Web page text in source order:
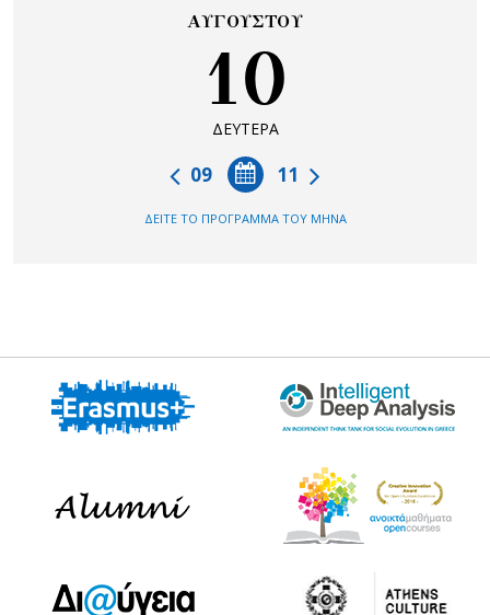
ΑΥΓΟΥΣΤΟΥ
10
ΔΕΥΤΕΡΑ
11
09
ΔΕΙΤΕ ΤΟ ΠΡΟΓΡΑΜΜΑ ΤΟΥ ΜΗΝΑ